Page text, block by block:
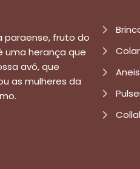
paraense, fruto do
uma herança que
avó, que
as mulheres da
Aneis